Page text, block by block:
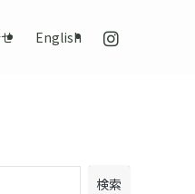
English
検索